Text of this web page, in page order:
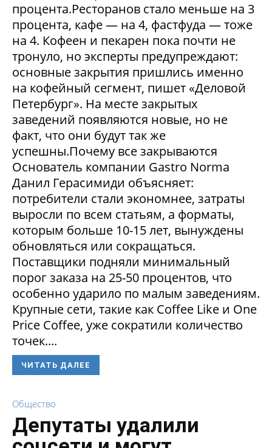
процента.Ресторанов стало меньше на 3
процента, кафе — на 4, фастфуда — тоже
на 4. Кофеен и пекарен пока почти не
тронуло, но эксперты предупреждают:
основные закрытия пришлись именно
на кофейный сегмент, пишет «Деловой
Петербург». На месте закрытых
заведений появляются новые, но не
факт, что они будут так же
успешны.Почему все закрываются
Основатель компании Gastro Norma
Данил Герасимиди объясняет:
потребители стали экономнее, затраты
выросли по всем статьям, а форматы,
которым больше 10-15 лет, вынуждены
обновляться или сокращаться.
Поставщики подняли минимальный
порог заказа на 25-50 процентов, что
особенно ударило по малым заведениям.
Крупные сети, такие как Coffee Like и One
Price Coffee, уже сократили количество
точек....
ЧИТАТЬ ДАЛЕЕ
Общество
Депутаты удалили